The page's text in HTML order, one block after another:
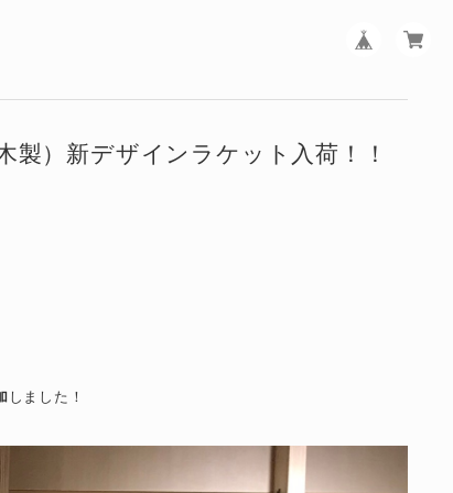
製）新デザインラケット入荷！！
しました！